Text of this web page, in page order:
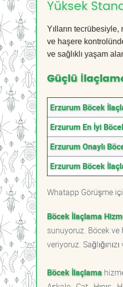
Yüksek
Yılların
ve haşere
ve sağlıklı yaşam
Güçlü
Erzurum Böcek
Erzurum En İyi
Erzurum Onaylı
Erzurum Böcek
Whatapp Görüşme
Böcek İlaçlama
sunuyoruz. Böcek
veriyoruz.
Böcek İlaçlama